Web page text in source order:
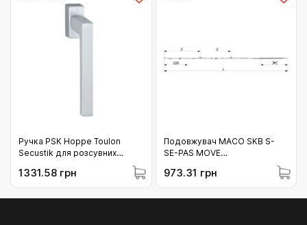
Ручка PSK Hoppe Toulon
Secustik для розсувних
систем F1 срібло (10790042)
1331.58 грн
Подовжувач МАСО SKB S-
SE-PAS MOVE
цапфою 1151-1400 (210382)
973.31 грн